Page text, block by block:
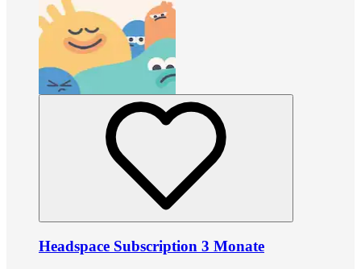
Headspace Subscription 3 Monate